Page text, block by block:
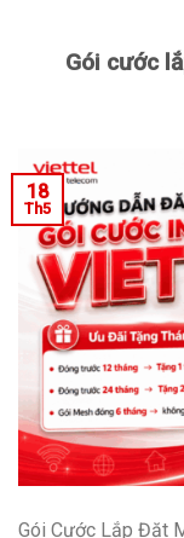
Gói cước
18
Th5
Gói Cước Lắp Đặt